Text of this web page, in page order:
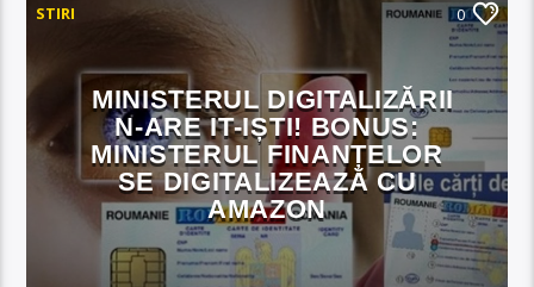
STIRI 0
MINISTERUL DIGITALIZĂRII
N-ARE IT-IȘTI! BONUS:
MINISTERUL FINANȚELOR
SE DIGITALIZEAZĂ CU
AMAZON